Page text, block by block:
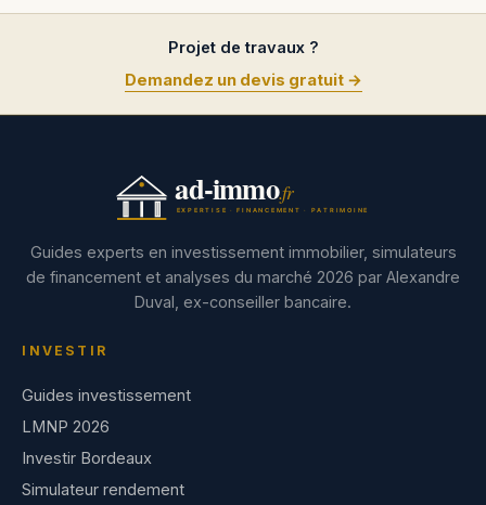
Projet de travaux ?
Demandez un devis gratuit →
Guides experts en investissement immobilier, simulateurs
de financement et analyses du marché 2026 par Alexandre
Duval, ex-conseiller bancaire.
INVESTIR
Guides investissement
LMNP 2026
Investir Bordeaux
Simulateur rendement